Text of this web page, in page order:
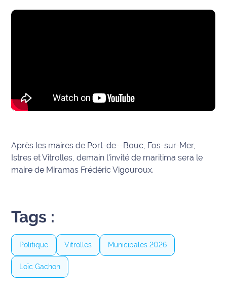
Après les maires de Port-de--Bouc, Fos-sur-Mer,
Istres et Vitrolles, demain l'invité de maritima sera le
maire de Miramas Frédéric Vigouroux.
Tags :
Politique Vitrolles Municipales 2026
Loïc Gachon